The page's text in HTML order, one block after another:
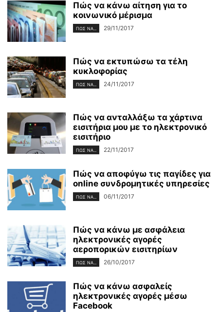
Πώς να κάνω αίτηση για το
κοινωνικό μέρισμα
ΠΏΣ ΝΑ... 29/11/2017
Πώς να εκτυπώσω τα τέλη
κυκλοφορίας
ΠΏΣ ΝΑ... 24/11/2017
Πώς να ανταλλάξω τα χάρτινα
εισιτήρια μου με το ηλεκτρονικό
εισιτήριο
ΠΏΣ ΝΑ... 22/11/2017
Πώς να αποφύγω τις παγίδες για
online συνδρομητικές υπηρεσίες
ΠΏΣ ΝΑ... 06/11/2017
Πώς να κάνω με ασφάλεια
ηλεκτρονικές αγορές
αεροπορικών εισιτηρίων
ΠΏΣ ΝΑ... 26/10/2017
Πώς να κάνω ασφαλείς
ηλεκτρονικές αγορές μέσω
Facebook